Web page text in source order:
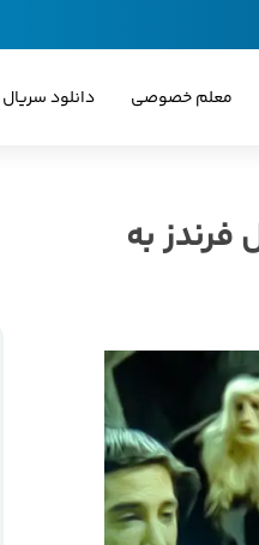
معلم خصوصی دانلود سریال
به